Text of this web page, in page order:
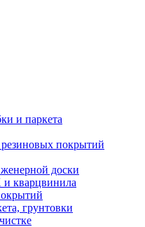
и паркета
покрытий
доски
кварцвинила
грунтовки